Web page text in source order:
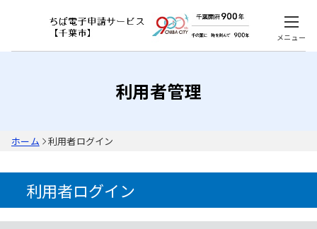
メニュー
利用者管理
ホーム 利用者ログイン
利用者ログイン